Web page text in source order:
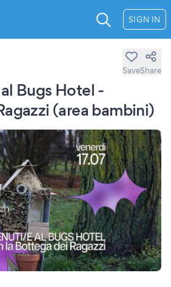
SIGN IN
Bugs Hotel -
(area bambini)
SaveShare